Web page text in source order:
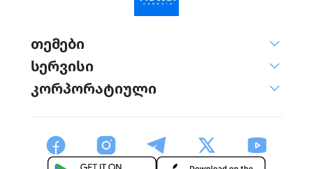
თემები
სერვისი
კორპორატიული